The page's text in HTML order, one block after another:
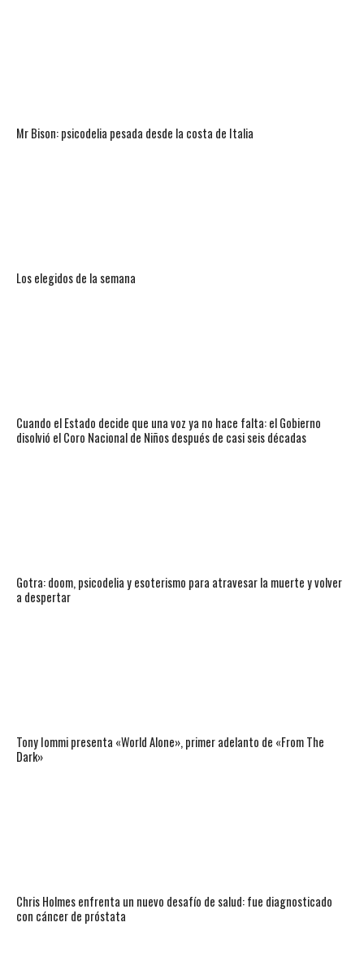
Mr Bison: psicodelia pesada desde la costa de Italia
Los elegidos de la semana
Cuando el Estado decide que una voz ya no hace falta: el Gobierno
disolvió el Coro Nacional de Niños después de casi seis décadas
Gotra: doom, psicodelia y esoterismo para atravesar la muerte y volver
a despertar
Tony Iommi presenta «World Alone», primer adelanto de «From The
Dark»
Chris Holmes enfrenta un nuevo desafío de salud: fue diagnosticado
con cáncer de próstata